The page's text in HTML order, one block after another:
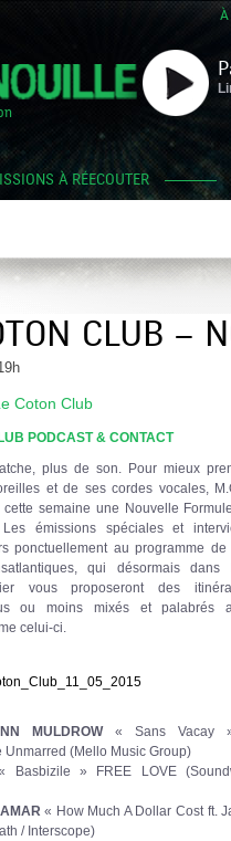
À RÉECOUTER
CLUB –
Coton Club
PODCAST & CONTACT
plus de son. Pour mieux
et de ses cordes vocales,
cette semaine une Nouvelle
émissions spéciales et
ponctuellement au programme de
qui désormais dans
vous proposeront des
ou moins mixés et palabrés
celui-ci.
MULDROW« Sans Vacay
Unmarred (Mello Music Group)
Basbizile » FREE LOVE
« How Much A Dollar Cost ft.
/ Interscope)